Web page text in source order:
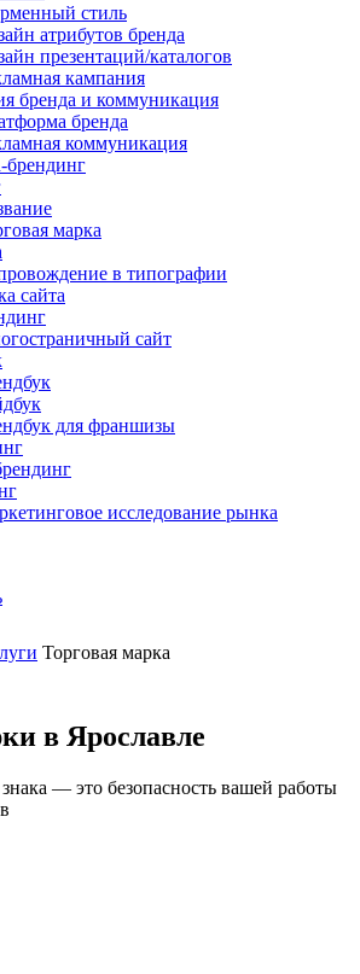
стиль
атрибутов бренда
презентаций/каталогов
кампания
бренда и коммуникация
бренда
коммуникация
брендинг
марка
в типографии
сайта
сайт
для франшизы
исследование рынка
Торговая марка
в Ярославле
— это безопасность вашей работы